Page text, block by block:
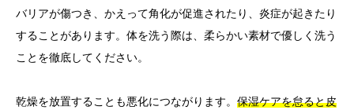
バリアが傷つき、かえって角化が促進されたり、炎症が起きたり
することがあります。体を洗う際は、柔らかい素材で優しく洗う
ことを徹底してください。
乾燥を放置することも悪化につながります。 保湿ケアを怠ると皮